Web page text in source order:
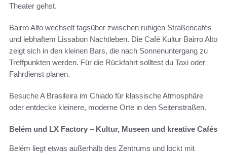
Theater gehst.
Bairro Alto wechselt tagsüber zwischen ruhigen Straßencafés
und lebhaftem Lissabon Nachtleben. Die Café Kultur Bairro Alto
zeigt sich in den kleinen Bars, die nach Sonnenuntergang zu
Treffpunkten werden. Für die Rückfahrt solltest du Taxi oder
Fahrdienst planen.
Besuche A Brasileira im Chiado für klassische Atmosphäre
oder entdecke kleinere, moderne Orte in den Seitenstraßen.
Belém und LX Factory – Kultur, Museen und kreative Cafés
Belém liegt etwas außerhalb des Zentrums und lockt mit